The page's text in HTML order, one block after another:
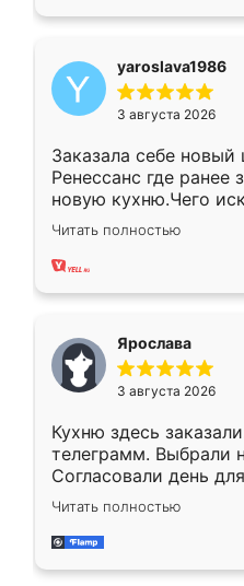
yaroslava1986
3 августа 2026
Заказала себе
Ренессанс где ранее
новую кухню.Чего
вполне довольна.
два года, нареканий
Читать полностью
Ярослава
3 августа 2026
Кухню здесь
телеграмм. Выбрали
Согласовали день
недели кухня была
довольны работой.
мебель за
Читать полностью